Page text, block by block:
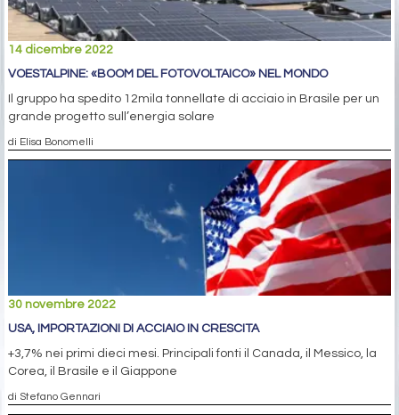
14 dicembre 2022
VOESTALPINE: «BOOM DEL FOTOVOLTAICO» NEL MONDO
Il gruppo ha spedito 12mila tonnellate di acciaio in Brasile per un
grande progetto sull’energia solare
di Elisa Bonomelli
30 novembre 2022
USA, IMPORTAZIONI DI ACCIAIO IN CRESCITA
+3,7% nei primi dieci mesi. Principali fonti il Canada, il Messico, la
Corea, il Brasile e il Giappone
di Stefano Gennari